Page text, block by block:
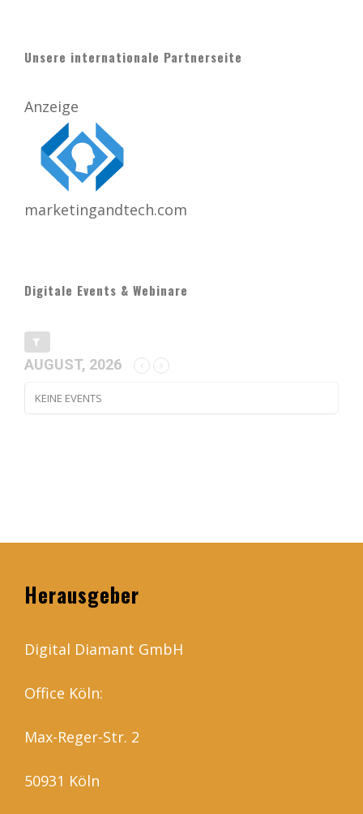
Unsere internationale Partnerseite
Anzeige
marketingandtech.com
Digitale Events & Webinare
AUGUST, 2026
KEINE EVENTS
Herausgeber
Digital Diamant GmbH
Office Köln:
Max-Reger-Str. 2
50931 Köln